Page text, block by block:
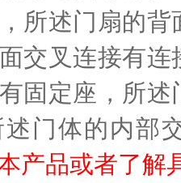
所述门扇的
交叉连接有
固定座，所
门体的内部
产品或者了